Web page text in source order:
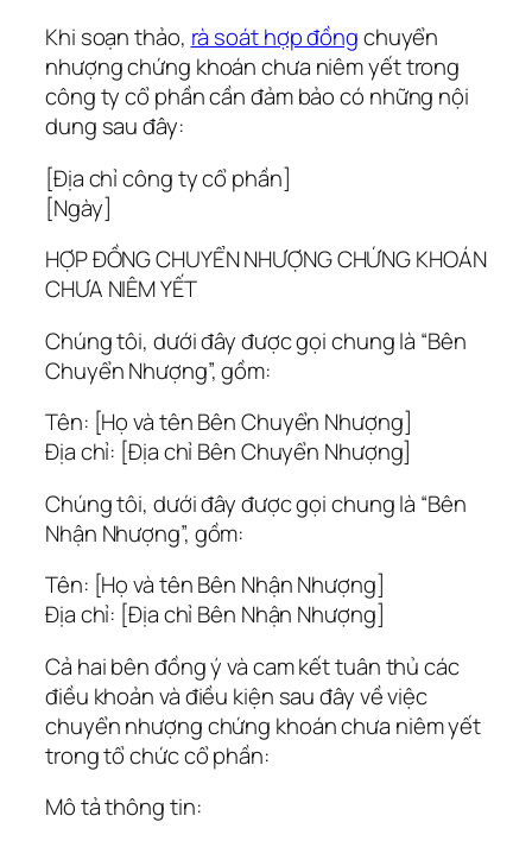
Khi soạn thảo, rà soát hợp đồngchuyển
nhượng chứng khoán chưa niêm yết trong
công ty cổ phần cần đảm bảo có những nội
dung sau đây:
[Địa chỉ công ty cổ phần]
[Ngày]
HỢP ĐỒNG CHUYỂN NHƯỢNG CHỨNG KHOÁN
CHƯA NIÊM YẾT
Chúng tôi, dưới đây được gọi chung là “Bên
Chuyển Nhượng”, gồm:
Tên: [Họ và tên Bên Chuyển Nhượng]
Địa chỉ: [Địa chỉ Bên Chuyển Nhượng]
Chúng tôi, dưới đây được gọi chung là “Bên
Nhận Nhượng”, gồm:
Tên: [Họ và tên Bên Nhận Nhượng]
Địa chỉ: [Địa chỉ Bên Nhận Nhượng]
Cả hai bên đồng ý và cam kết tuân thủ các
điều khoản và điều kiện sau đây về việc
chuyển nhượng chứng khoán chưa niêm yết
trong tổ chức cổ phần:
Mô tả thông tin: